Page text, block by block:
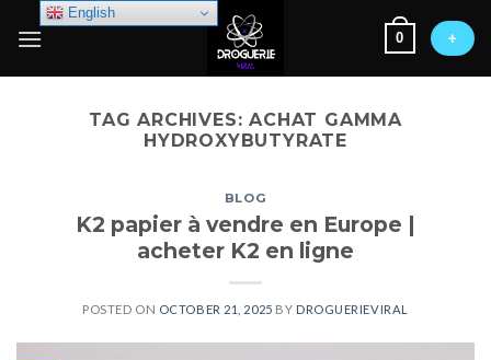
0 +
TAG ARCHIVES:ACHAT GAMMA
HYDROXYBUTYRATE
BLOG
K2 papier à vendre en Europe |
acheter K2 en ligne
POSTED ON OCTOBER 21, 2025 BY DROGUERIEVIRAL
English